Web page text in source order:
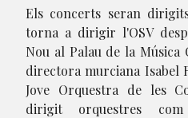
Els concerts seran
torna a dirigir l'OSV
Nou al Palau de la Música
directora murciana Isabel
Jove Orquestra de les
dirigit orquestres com